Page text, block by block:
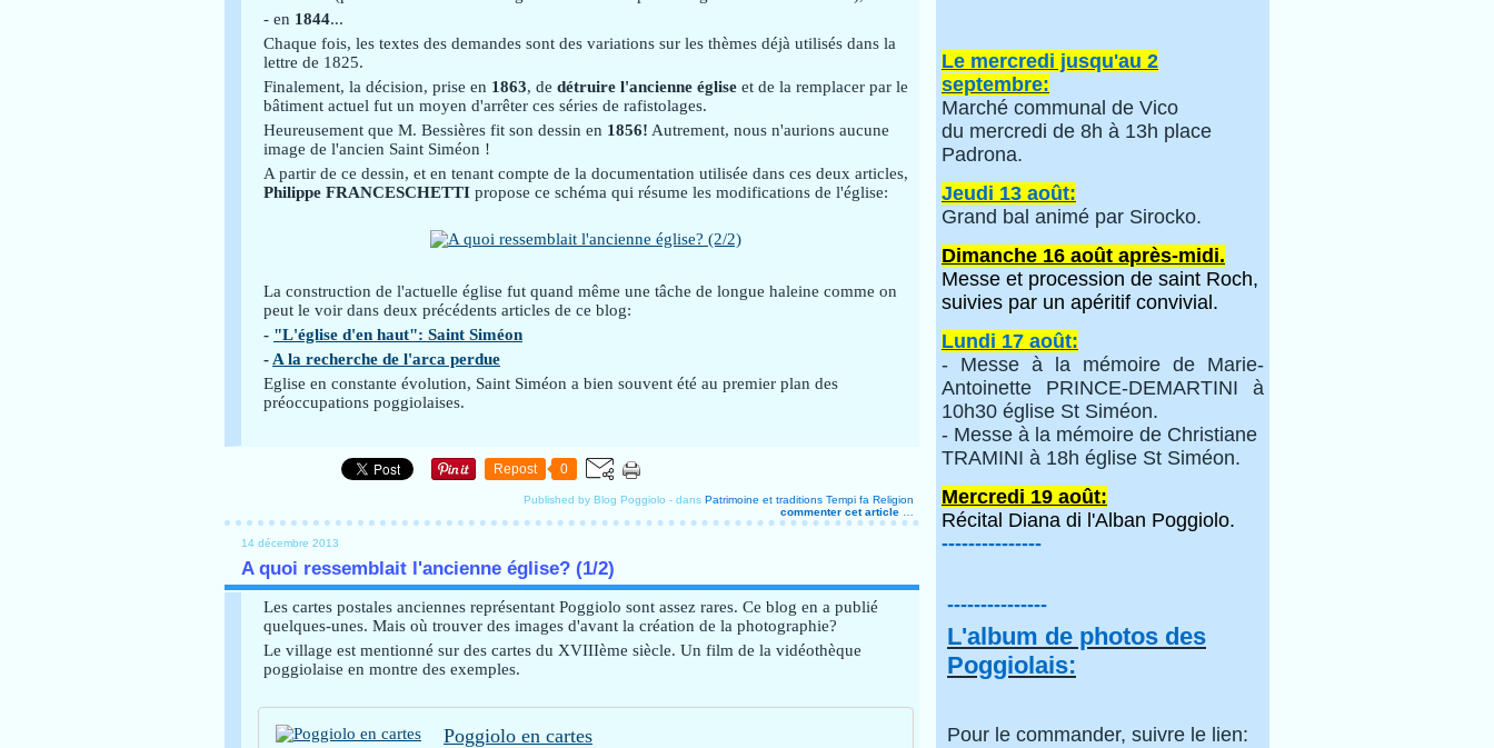
- en 1844...
Chaque fois, les textes des demandes sont des variations sur les thèmes déjà utilisés dans la
lettre de 1825.
Finalement, la décision, prise en 1863, de détruire l'ancienne église et de la remplacer par le
bâtiment actuel fut un moyen d'arrêter ces séries de rafistolages.
Heureusement que M. Bessières fit son dessin en 1856! Autrement, nous n'aurions aucune
image de l'ancien Saint Siméon !
A partir de ce dessin, et en tenant compte de la documentation utilisée dans ces deux articles,
Philippe FRANCESCHETTI propose ce schéma qui résume les modifications de l'église:
La construction de l'actuelle église fut quand même une tâche de longue haleine comme on
peut le voir dans deux précédents articles de ce blog:
- "L'église d'en haut": Saint Siméon
- A la recherche de l'arca perdue
Eglise en constante évolution, Saint Siméon a bien souvent été au premier plan des
préoccupations poggiolaises.
Repost 0
Published by Blog Poggiolo - dans Patrimoine et traditions Tempi fa Religion
commenter cet article
14 décembre 2013
A quoi ressemblait l'ancienne église? (1/2)
Les cartes postales anciennes représentant Poggiolo sont assez rares. Ce blog en a publié
quelques-unes. Mais où trouver des images d'avant la création de la photographie?
Le village est mentionné sur des cartes du XVIIIème siècle. Un film de la vidéothèque
poggiolaise en montre des exemples.
Poggiolo en cartes
Le mercredi jusqu'au 2
septembre:
Marché communal de Vico
du mercredi de 8h à 13h place
Padrona.
Jeudi 13 août:
Grand bal animé par Sirocko.
Dimanche 16 août après-midi.
Messe et procession de saint Roch,
suivies par un apéritif convivial.
Lundi 17 août:
- Messe à la mémoire de Marie-
Antoinette PRINCE-DEMARTINI à
10h30 église St Siméon.
- Messe à la mémoire de Christiane
TRAMINI à 18h église St Siméon.
Mercredi 19 août:
Récital Diana di l'Alban Poggiolo.
---------------
---------------
L'album de photos des
Poggiolais:
Pour le commander, suivre le lien: